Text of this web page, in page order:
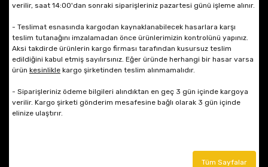
verilir, saat 14:00'dan sonraki siparişleriniz pazartesi günü işleme alınır.
- Teslimat esnasında kargodan kaynaklanabilecek hasarlara karşı
teslim tutanağını imzalamadan önce ürünlerimizin kontrolünü yapınız.
Aksi takdirde ürünlerin kargo firması tarafından kusursuz teslim
edildiğini kabul etmiş sayılırsınız. Eğer üründe herhangi bir hasar varsa
ürün kesinlikle kargo şirketinden teslim alınmamalıdır.
- Siparişleriniz ödeme bilgileri alındıktan en geç 3 gün içinde kargoya
verilir. Kargo şirketi gönderim mesafesine bağlı olarak 3 gün içinde
elinize ulaştırır.
Tüm Sayfalar